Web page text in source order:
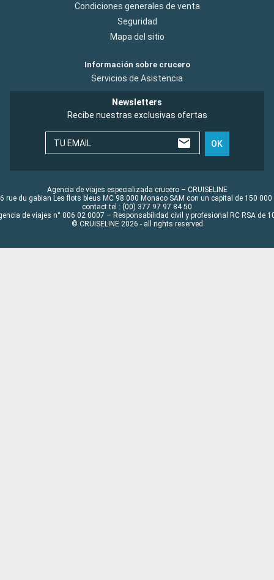
Condiciones generales de venta
Seguridad
Mapa del sitio
Información sobre crucero
Servicios de Asistencia
Newsletters
Recibe nuestras exclusivas ofertas
TU EMAIL OK
Agencia de viajes especializada crucero – CRUISELINE
rue du gabian Les flots bleus MC 98 000 Monaco SAM con un capital de 150 000
contact tel : (00) 377 97 97 84 50
de viajes n° 006 02 0007 – Responsabilidad civil y profesional RC RSA de
© CRUISELINE 2026 - all rights reserved